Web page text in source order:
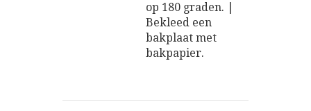
op 180 graden. |
Bekleed een
bakplaat met
bakpapier.